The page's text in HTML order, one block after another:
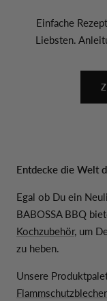
Einfache
Liebsten.
Entdecke die Welt
Egal ob Du ein
BABOSSA BBQ
Kochzubehör, um
zu heben.
Unsere